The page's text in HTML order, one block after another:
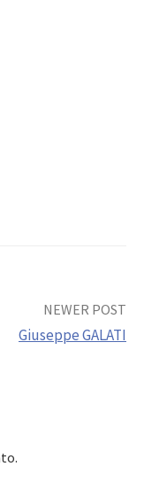
NEWER POST
Giuseppe GALATI